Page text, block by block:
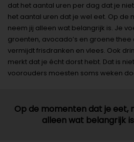
dat het aantal uren per dag dat je
het aantal uren dat je wel eet. Op de
neem jij alleen wat belangrijk is. Je
groenten, avocado’s en groene
vermijdt frisdranken en vlees. Ook
merkt dat je écht dorst hebt. Dat is
voorouders moesten soms weken
Op de momenten dat je eet,
alleen wat belangrijk is